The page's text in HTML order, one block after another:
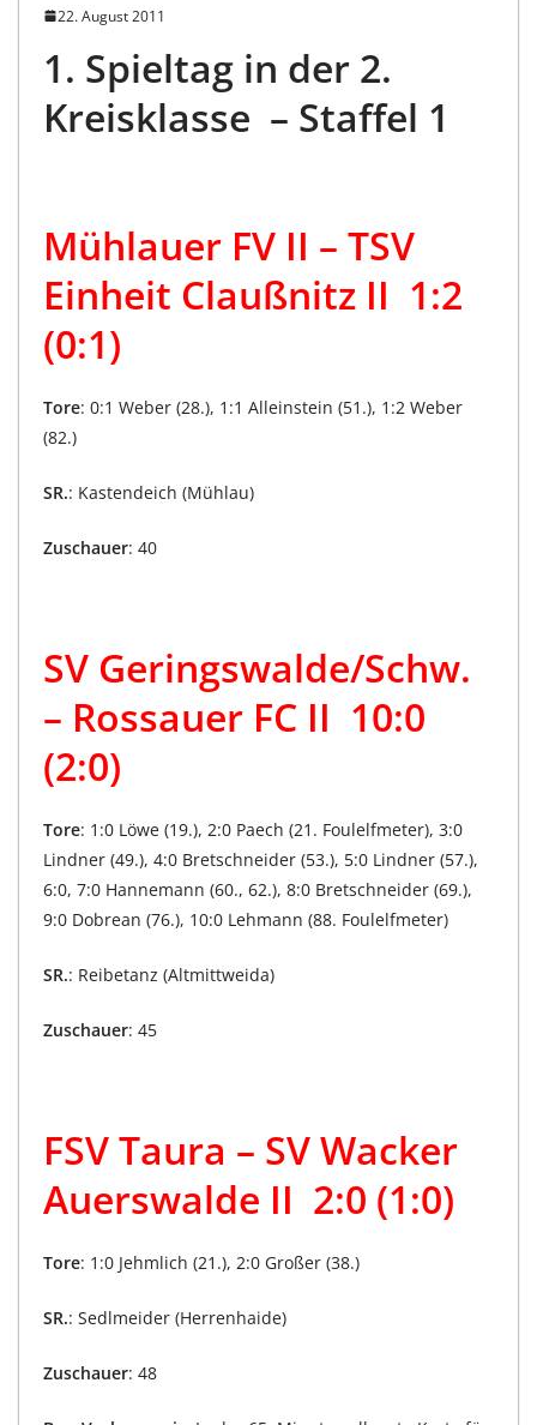
22. August 2011
1. Spieltag in der 2.
Kreisklasse – Staffel 1
Mühlauer FV II – TSV
Einheit Claußnitz II 1:2
(0:1)
Tore: 0:1 Weber (28.), 1:1 Alleinstein (51.), 1:2 Weber
(82.)
SR.: Kastendeich (Mühlau)
Zuschauer: 40
SV Geringswalde/Schw.
– Rossauer FC II 10:0
(2:0)
Tore: 1:0 Löwe (19.), 2:0 Paech (21. Foulelfmeter), 3:0
Lindner (49.), 4:0 Bretschneider (53.), 5:0 Lindner (57.),
6:0, 7:0 Hannemann (60., 62.), 8:0 Bretschneider (69.),
9:0 Dobrean (76.), 10:0 Lehmann (88. Foulelfmeter)
SR.: Reibetanz (Altmittweida)
Zuschauer: 45
FSV Taura – SV Wacker
Auerswalde II 2:0 (1:0)
Tore: 1:0 Jehmlich (21.), 2:0 Großer (38.)
SR.: Sedlmeider (Herrenhaide)
Zuschauer: 48